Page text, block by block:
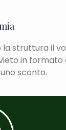
la struttura il
in
sconto.